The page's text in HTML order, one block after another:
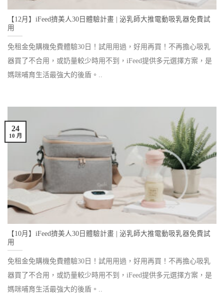
【12月】iFeed擠美人30日體驗計畫 | 泌乳師大推電動吸乳器免費試
用
免租金免購機免費體驗30日！試用用過，好用再買！不再擔心吸乳
器買了不合用，或奶量較少時用不到，iFeed提供多元選擇方案，是
媽咪哺育生活最強大的後盾。..
【10月】iFeed擠美人30日體驗計畫 | 泌乳師大推電動吸乳器免費試
用
免租金免購機免費體驗30日！試用用過，好用再買！不再擔心吸乳
器買了不合用，或奶量較少時用不到，iFeed提供多元選擇方案，是
媽咪哺育生活最強大的後盾。..
24
10 月